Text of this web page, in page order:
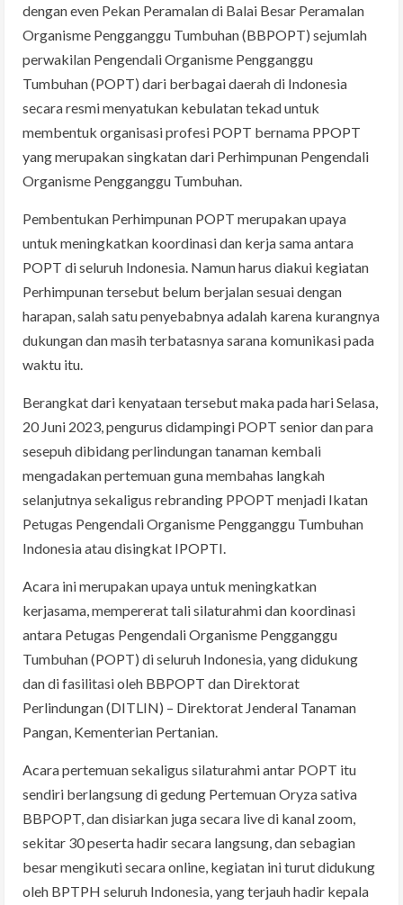
dengan even Pekan Peramalan di Balai Besar Peramalan
Organisme Pengganggu Tumbuhan (BBPOPT) sejumlah
perwakilan Pengendali Organisme Pengganggu
Tumbuhan (POPT) dari berbagai daerah di Indonesia
secara resmi menyatukan kebulatan tekad untuk
membentuk organisasi profesi POPT bernama PPOPT
yang merupakan singkatan dari Perhimpunan Pengendali
Organisme Pengganggu Tumbuhan.
Pembentukan Perhimpunan POPT merupakan upaya
untuk meningkatkan koordinasi dan kerja sama antara
POPT di seluruh Indonesia. Namun harus diakui kegiatan
Perhimpunan tersebut belum berjalan sesuai dengan
harapan, salah satu penyebabnya adalah karena kurangnya
dukungan dan masih terbatasnya sarana komunikasi pada
waktu itu.
Berangkat dari kenyataan tersebut maka pada hari Selasa,
20 Juni 2023, pengurus didampingi POPT senior dan para
sesepuh dibidang perlindungan tanaman kembali
mengadakan pertemuan guna membahas langkah
selanjutnya sekaligus rebranding PPOPT menjadi Ikatan
Petugas Pengendali Organisme Pengganggu Tumbuhan
Indonesia atau disingkat IPOPTI.
Acara ini merupakan upaya untuk meningkatkan
kerjasama, mempererat tali silaturahmi dan koordinasi
antara Petugas Pengendali Organisme Pengganggu
Tumbuhan (POPT) di seluruh Indonesia, yang didukung
dan di fasilitasi oleh BBPOPT dan Direktorat
Perlindungan (DITLIN) – Direktorat Jenderal Tanaman
Pangan, Kementerian Pertanian.
Acara pertemuan sekaligus silaturahmi antar POPT itu
sendiri berlangsung di gedung Pertemuan Oryza sativa
BBPOPT, dan disiarkan juga secara live di kanal zoom,
sekitar 30 peserta hadir secara langsung, dan sebagian
besar mengikuti secara online, kegiatan ini turut didukung
oleh BPTPH seluruh Indonesia, yang terjauh hadir kepala